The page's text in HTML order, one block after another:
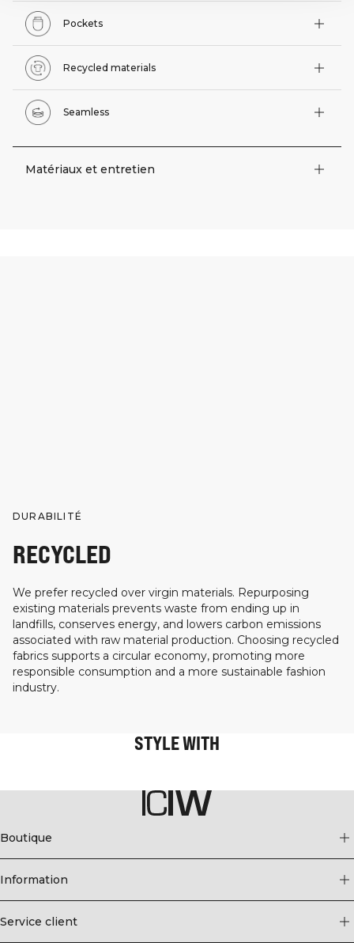
Pockets
Recycled materials
Seamless
Matériaux et entretien
DURABILITÉ
RECYCLED
We prefer recycled over virgin materials. Repurposing
existing materials prevents waste from ending up in
landfills, conserves energy, and lowers carbon emissions
associated with raw material production. Choosing recycled
fabrics supports a circular economy, promoting more
responsible consumption and a more sustainable fashion
industry.
STYLE WITH
Boutique
Information
Service client